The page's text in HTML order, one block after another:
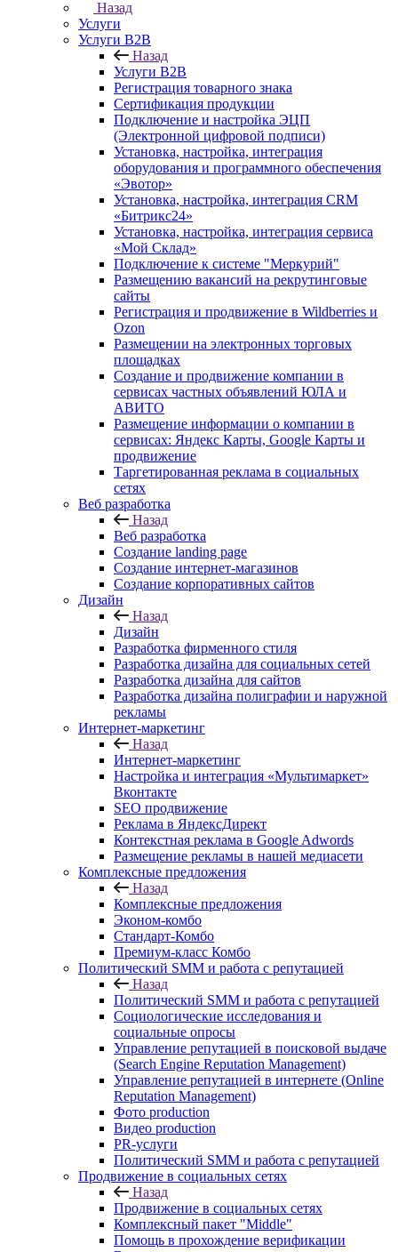
Назад
Услуги
Услуги B2B
Назад
Услуги B2B
Регистрация товарного знака
Сертификация продукции
Подключение и настройка ЭЦП
(Электронной цифровой подписи)
Установка, настройка, интеграция
оборудования и программного обеспечения
«Эвотор»
Установка, настройка, интеграция CRM
«Битрикс24»
Установка, настройка, интеграция сервиса
«Мой Склад»
Подключение к системе "Меркурий"
Размещению вакансий на рекрутинговые
сайты
Регистрация и продвижение в Wildberries и
Ozon
Размещении на электронных торговых
площадках
Создание и продвижение компании в
сервисах частных объявлений ЮЛА и
АВИТО
Размещение информации о компании в
сервисах: Яндекс Карты, Google Карты и
продвижение
Таргетированная реклама в социальных
сетях
Веб разработка
Назад
Веб разработка
Создание landing page
Создание интернет-магазинов
Создание корпоративных сайтов
Дизайн
Назад
Дизайн
Разработка фирменного стиля
Разработка дизайна для социальных сетей
Разработка дизайна для сайтов
Разработка дизайна полиграфии и наружной
рекламы
Интернет-маркетинг
Назад
Интернет-маркетинг
Настройка и интеграция «Мультимаркет»
Вконтакте
SEO продвижение
Реклама в ЯндексДирект
Контекстная реклама в Google Adwords
Размещение рекламы в нашей медиасети
Комплексные предложения
Назад
Комплексные предложения
Эконом-комбо
Стандарт-Комбо
Премиум-класс Комбо
Политический SMM и работа с репутацией
Назад
Политический SMM и работа с репутацией
Социологические исследования и
социальные опросы
Управление репутацией в поисковой выдаче
(Search Engine Reputation Management)
Управление репутацией в интернете (Online
Reputation Management)
Фото production
Видео production
PR-услуги
Политический SMM и работа с репутацией
Продвижение в социальных сетях
Назад
Продвижение в социальных сетях
Комплексный пакет "Middle"
Помощь в прохождение верификации